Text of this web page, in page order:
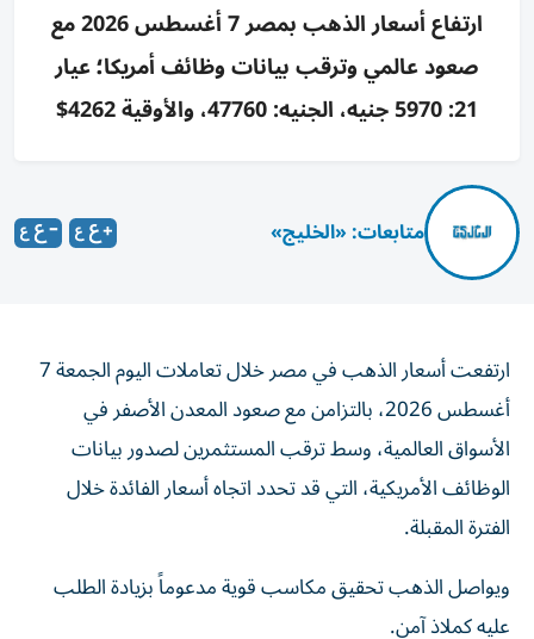
ارتفاع أسعار الذهب بمصر 7 أغسطس 2026 مع
صعود عالمي وترقب بيانات وظائف أمريكا؛ عيار
21: 5970 جنيه، الجنيه: 47760، والأوقية 4262$
متابعات: «الخليج»
أغسطس 2026، بالتزامن مع صعود المعدن الأصفر في
الأسواق العالمية، وسط ترقب المستثمرين لصدور بيانات
الوظائف الأمريكية، التي قد تحدد اتجاه أسعار الفائدة خلال
الفترة المقبلة.
ويواصل الذهب تحقيق مكاسب قوية مدعوماً بزيادة الطلب
عليه كملاذ آمن.